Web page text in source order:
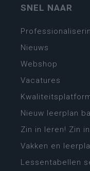
SNEL NAAR
Nieuws
Webshop
Vacatures
Nieuw leerplan
Zin in leren! Zin
Vakken en
Lessentabellen